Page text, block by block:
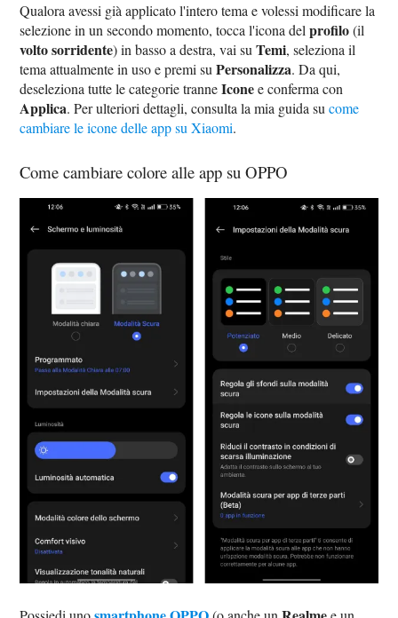
Qualora avessi già applicato l'intero tema e volessi modificare la
selezione in un secondo momento, tocca l'icona delprofilo(il
volto sorridente) in basso a destra, vai suTemi, seleziona il
tema attualmente in uso e premi suPersonalizza. Da qui,
deseleziona tutte le categorie tranneIconee conferma con
Applica. Per ulteriori dettagli, consulta la mia guida sucome
cambiare le icone delle app su Xiaomi.
Come cambiare colore alle app su OPPO